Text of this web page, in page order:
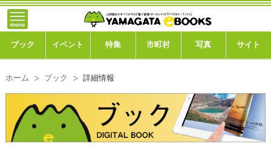
ブック イベント 特集 市町村 写真 サイト
ホーム ブック 詳細情報
トップ
ブック
市町村
}; -->